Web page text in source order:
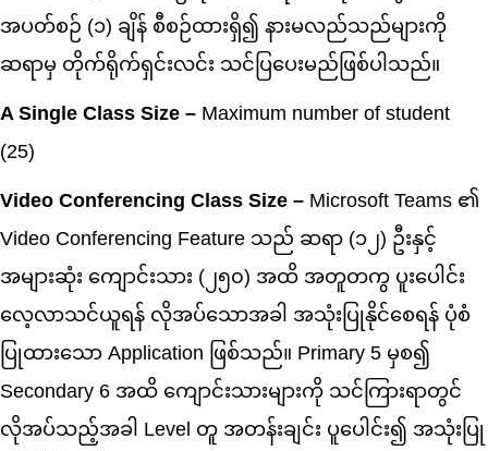
အပတ်စဉ် (၁) ချိန် စီစဉ်ထားရှိ၍ နားမလည်သည်များကို
ဆရာမှ တိုက်ရိုက်ရှင်းလင်း သင်ပြပေးမည်ဖြစ်ပါသည်။
A Single Class Size – Maximum number of student
(25)
Video Conferencing Class Size – Microsoft Teams ၏
Video Conferencing Feature သည် ဆရာ (၁၂) ဦးနှင့်
အများဆုံး ကျောင်းသား (၂၅၀) အထိ အတူတကွ ပူးပေါင်း
လေ့လာသင်ယူရန် လိုအပ်သောအခါ အသုံးပြုနိုင်စေရန် ပုံစံ
ပြုထားသော Application ဖြစ်သည်။ Primary 5 မှစ၍
Secondary 6 အထိ ကျောင်းသားများကို သင်ကြားရာတွင်
လိုအပ်သည့်အခါ Level တူ အတန်းချင်း ပူပေါင်း၍ အသုံးပြု